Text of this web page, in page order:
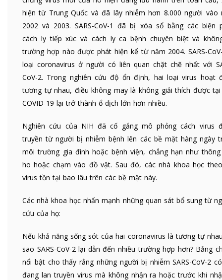
hiện từ Trung Quốc và đã lây nhiễm hơn 8.000 người vào
2002 và 2003. SARS-CoV-1 đã bị xóa sổ bằng các biện
cách ly tiếp xúc và cách ly ca bệnh chuyên biệt và
trường hợp nào được phát hiện kể từ năm 2004. SARS-
loại coronavirus ở người có liên quan chặt chẽ nhất với
CoV-2. Trong nghiên cứu độ ổn định, hai loại virus hoạt
tương tự nhau, điều không may là không giải thích được
COVID-19 lại trở thành ổ dịch lớn hơn nhiều.
Nghiên cứu của NIH đã cố gắng mô phỏng cách virus
truyền từ người bị nhiễm bệnh lên các bề mặt hàng ngày
môi trường gia đình hoặc bệnh viện, chẳng hạn như
ho hoặc chạm vào đồ vật. Sau đó, các nhà khoa học
virus tồn tại bao lâu trên các bề mặt này.
Các nhà khoa học nhấn mạnh những quan sát bổ sung từ
cứu của họ:
Nếu khả năng sống sót của hai coronavirus là tương tự
sao SARS-CoV-2 lại dẫn đến nhiều trường hợp hơn? Bằng
nổi bật cho thấy rằng những người bị nhiễm SARS-CoV-2
đang lan truyền virus mà không nhận ra hoặc trước khi